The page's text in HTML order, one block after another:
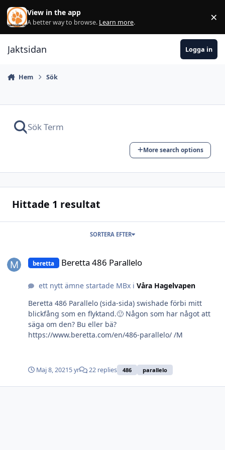
Hoppa till innehåll
View in the app
A better way to browse. Learn more. ×
Jaktsidan Logga in
Hem Sök
More search options
Hittade 1 resultat
SORTERA EFTER
beretta Beretta 486 Parallelo
ett nytt ämne startade MBx i Våra Hagelvapen
Beretta 486 Parallelo (sida-sida) swishade förbi mitt
blickfång som en flyktand.🙂 Någon som har något att
säga om den? Bu eller bä?
https://www.beretta.com/en/486-parallelo/ /M
Maj 8, 20215 yr 22 replies 486 parallelo